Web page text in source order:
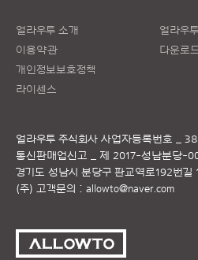
얼라우투 소개
이용약관
개인정보보호정책
라이센스
얼라우
다운로
얼라우투 주식회사 사업자등록번호 _
통신판매업신고 _ 제 2017-성남분당-
경기도 성남시 분당구 판교역로192번
(주) 고객문의 : allowto@naver.com